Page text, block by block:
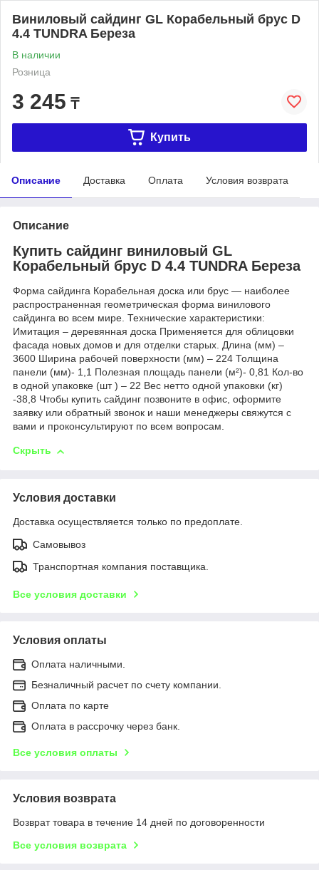
Виниловый сайдинг GL Корабельный брус D
4.4 TUNDRA Береза
В наличии
Розница
3 245 ₸
Купить
Описание Доставка Оплата Условия возврата
Описание
Купить сайдинг виниловый GL
Корабельный брус D 4.4 TUNDRA Береза
Форма сайдинга Корабельная доска или брус — наиболее
распространенная геометрическая форма винилового
сайдинга во всем мире. Технические характеристики:
Имитация – деревянная доска Применяется для облицовки
фасада новых домов и для отделки старых. Длина (мм) –
3600 Ширина рабочей поверхности (мм) – 224 Толщина
панели (мм)- 1,1 Полезная площадь панели (м²)- 0,81 Кол-во
в одной упаковке (шт ) – 22 Вес нетто одной упаковки (кг)
-38,8 Чтобы купить сайдинг позвоните в офис, оформите
заявку или обратный звонок и наши менеджеры свяжутся с
вами и проконсультируют по всем вопросам.
Скрыть
Условия доставки
Доставка осуществляется только по предоплате.
Самовывоз
Транспортная компания поставщика.
Все условия доставки
Условия оплаты
Оплата наличными.
Безналичный расчет по счету компании.
Оплата по карте
Оплата в рассрочку через банк.
Все условия оплаты
Условия возврата
Возврат товара в течение 14 дней по договоренности
Все условия возврата